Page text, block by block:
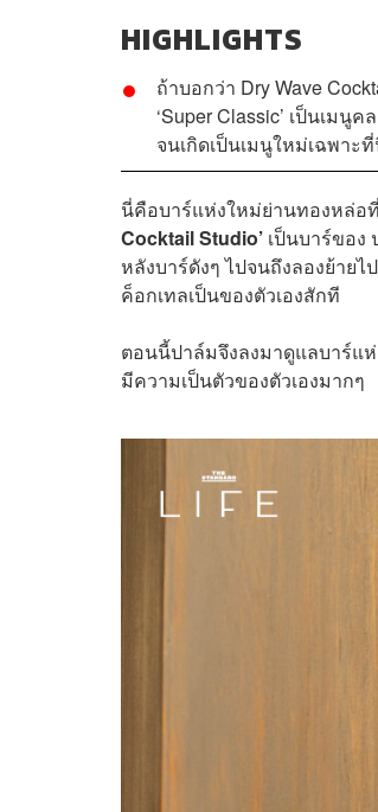
HIGHLIGHTS
ถ้าบอกว่า Dry Wave
‘Super Classic’ เป็นเม
จนเกิดเป็นเมนูใหม่เฉพาะ
นี่คือบาร์แห่งใหม่ย่านทองหล่อ
Cocktail Studio’ เป็นบาร์ของ
หลังบาร์ดังๆ ไปจนถึงลองย้าย
ค็อกเทลเป็นของตัวเองสักที
ตอนนี้ปาล์มจึงลงมาดูแลบาร์แห่
มีความเป็นตัวของตัวเองมากๆ